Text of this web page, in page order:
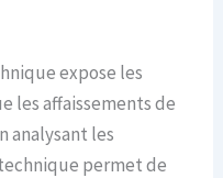
expose les
les affaissements de
analysant les
permet de